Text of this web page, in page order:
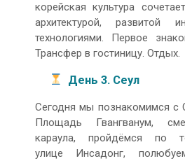
корейская культура
архитектурой, развитой
технологиями. Первое
Трансфер в гостиницу. Отдых.
День 3. Сеул
Сегодня мы познакомимся с
Площадь Гвангванум,
караула, пройдёмся по
улице Инсадонг,